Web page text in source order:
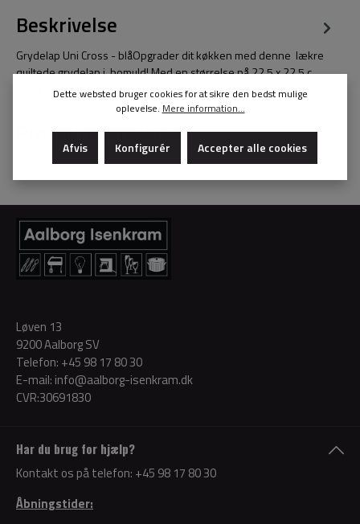
Beskrivelse
Grydelap Uni Cross - blåOpgrader dit køkken med denne lækre
quiltede grydelap i bomuld! Med en størrelse på 22,5 x 22,5 c…
Produktegenskaber
Har du brug for hjælp?
Kontakt os på telefon: +45 98 17 80 30
Åbningstider:
Løven 13
9200 Aalborg SV
Telefon: +45 98 17 80 30
E-mail: info@aalborg-isenkram.dk
CVR:30691830
Dette websted bruger cookies for at sikre den bedst mulige
oplevelse. Mere information...
Afvis Konfigurér Accepter alle cookies